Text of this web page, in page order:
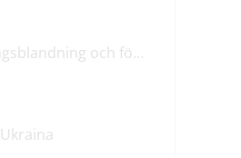
M & SD hycklar om tvångsblandning och förvärrar segregationen